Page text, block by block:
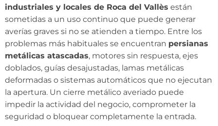
industriales y locales de Roca del Vallès están
sometidas a un uso continuo que puede generar
averías graves si no se atienden a tiempo. Entre los
problemas más habituales se encuentran persianas
metálicas atascadas, motores sin respuesta, ejes
doblados, guías desajustadas, lamas metálicas
deformadas o sistemas automáticos que no ejecutan
la apertura. Un cierre metálico averiado puede
impedir la actividad del negocio, comprometer la
seguridad o bloquear completamente la entrada.